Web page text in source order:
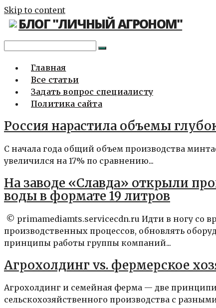
Skip to content
БЛОГ "ЛИЧНЫЙ АГРОНОМ"
Главная
Все статьи
Задать вопрос специалисту
Политика сайта
Россия нарастила объемы
С начала года общий объем производства
увеличился на 17% по сравнению...
На заводе «Славда» открыли
воды в формате 19 литров
© primamediamts.servicecdn.ru Идти в ногу со
производственных процессов, обновлять
принципы работы группы компаний...
Агрохолдинг vs. фермерское
Агрохолдинг и семейная ферма — две
сельскохозяйственного производства с